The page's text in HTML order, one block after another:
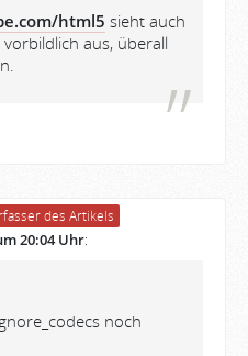
html5 sieht auch
aus, überall
des Artikels
20:04 Uhr:
noch